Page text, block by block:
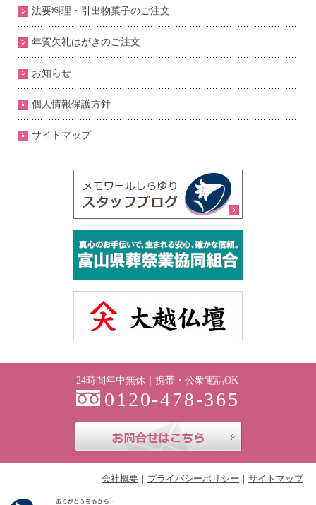
法要料理・引出物菓子のご注文
年賀欠礼はがきのご注文
お知らせ
個人情報保護方針
サイトマップ
24時間年中無休｜携帯・公衆電話OK
0120-478-365
会社概要 プライバシーポリシー サイトマップ